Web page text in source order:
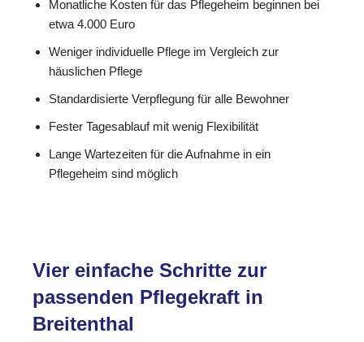
Monatliche Kosten für das Pflegeheim beginnen bei
etwa 4.000 Euro
Weniger individuelle Pflege im Vergleich zur
häuslichen Pflege
Standardisierte Verpflegung für alle Bewohner
Fester Tagesablauf mit wenig Flexibilität
Lange Wartezeiten für die Aufnahme in ein
Pflegeheim sind möglich
Vier einfache Schritte zur
passenden Pflegekraft in
Breitenthal